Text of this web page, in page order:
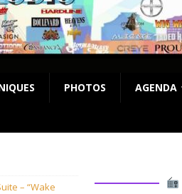
PHOTOS AGENDA
– “Wake